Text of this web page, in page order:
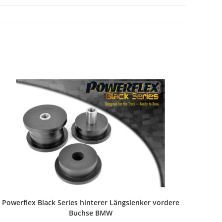
Powerflex Black Series hinterer Längslenker vordere
Buchse BMW